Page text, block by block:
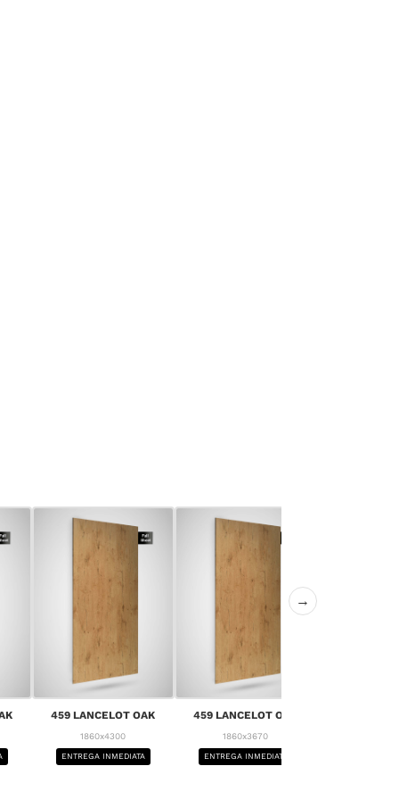
459 LANCELOT OAK
1860x4300
ENTREGA INMEDIATA
459 LANCELOT OAK
1860x3670
ENTREGA INMEDIATA
→